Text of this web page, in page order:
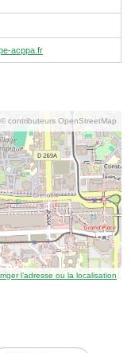
acppa.fr
© contributeurs OpenStreetMap
l’adresse ou la localisation